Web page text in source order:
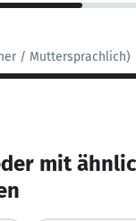
/ Muttersprachlich)
mit